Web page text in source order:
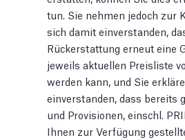
tun. Sie nehmen jedoch zur
sich damit einverstanden,
Rückerstattung erneut eine
jeweils aktuellen Preisliste
werden kann, und Sie
einverstanden, dass bereits
und Provisionen, einschl.
Ihnen zur Verfügung